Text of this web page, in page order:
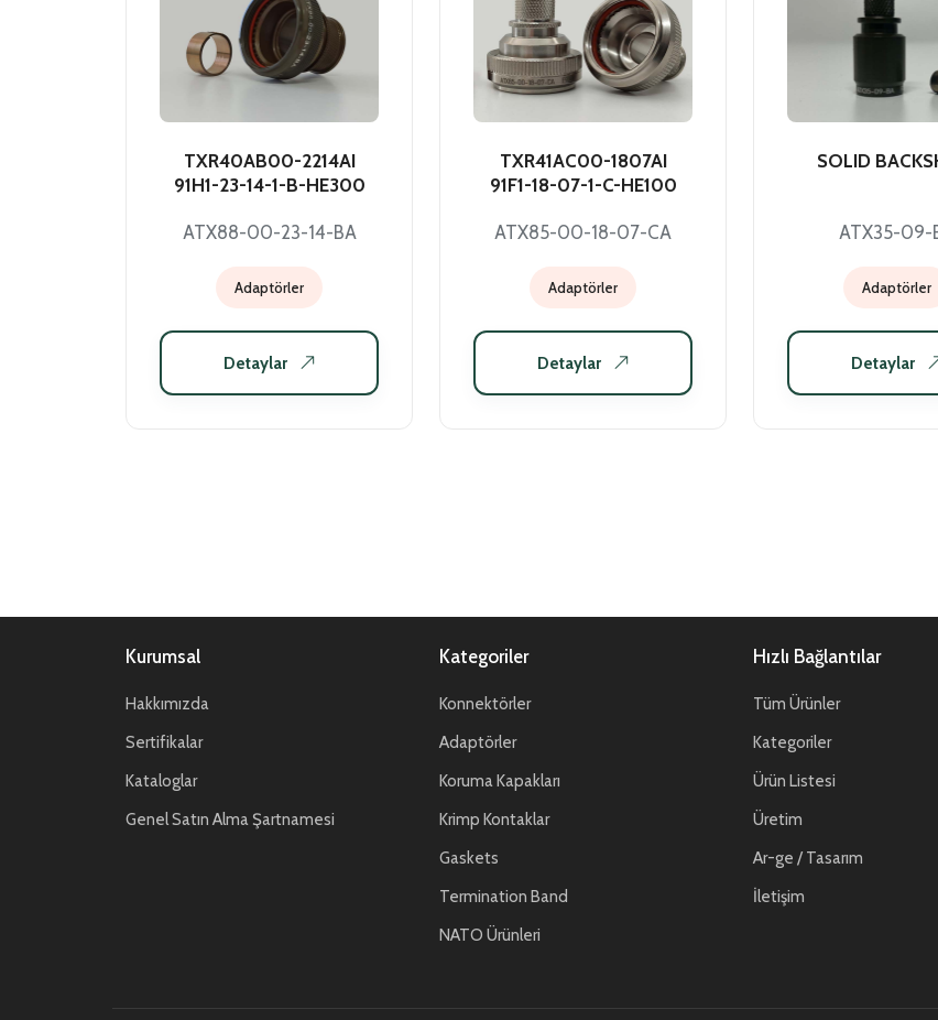
TXR40AB00-2214AI
91H1-23-14-1-B-HE300
ATX88-00-23-14-BA
Adaptörler
Detaylar
TXR41AC00-1807AI
91F1-18-07-1-C-HE100
ATX85-00-18-07-CA
Adaptörler
Detaylar
SOLID
ATX35-09-
Adaptörler
Detaylar
Kurumsal
Hakkımızda
Sertifikalar
Kataloglar
Genel Satın Alma Şartnamesi
Kategoriler
Konnektörler
Adaptörler
Koruma Kapakları
Krimp Kontaklar
Gaskets
Termination Band
NATO Ürünleri
Hızlı Bağlantılar
Tüm Ürünler
Kategoriler
Ürün Listesi
Üretim
Ar-ge / Tasarım
İletişim